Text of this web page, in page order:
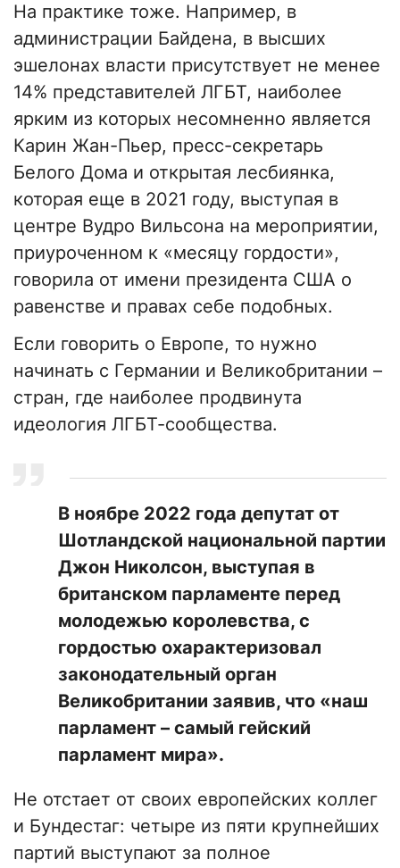
На практике тоже. Например, в
администрации Байдена, в высших
эшелонах власти присутствует не менее
14% представителей ЛГБТ, наиболее
ярким из которых несомненно является
Карин Жан-Пьер, пресс-секретарь
Белого Дома и открытая лесбиянка,
которая еще в 2021 году, выступая в
центре Вудро Вильсона на мероприятии,
приуроченном к «месяцу гордости»,
говорила от имени президента США о
равенстве и правах себе подобных.
Если говорить о Европе, то нужно
начинать с Германии и Великобритании –
стран, где наиболее продвинута
идеология ЛГБТ-сообщества.
В ноябре 2022 года депутат от
Шотландской национальной партии
Джон Николсон, выступая в
британском парламенте перед
молодежью королевства, с
гордостью охарактеризовал
законодательный орган
Великобритании заявив, что «наш
парламент – самый гейский
парламент мира».
Не отстает от своих европейских коллег
и Бундестаг: четыре из пяти крупнейших
партий выступают за полное